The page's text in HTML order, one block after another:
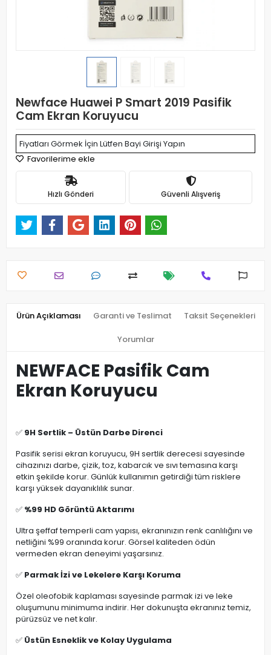
Newface Huawei P Smart 2019 Pasifik
Cam Ekran Koruyucu
Fiyatları Görmek İçin Lütfen Bayi Girişi Yapın
Favorilerime ekle
Hızlı Gönderi Güvenli Alışveriş
Ürün Açıklaması Garanti ve Teslimat Taksit Seçenekleri
Yorumlar
NEWFACE Pasifik Cam
Ekran Koruyucu
✅ 9H Sertlik – Üstün Darbe Direnci
Pasifik serisi ekran koruyucu, 9H sertlik derecesi sayesinde
cihazınızı darbe, çizik, toz, kabarcık ve sıvı temasına karşı
etkin şekilde korur. Günlük kullanımın getirdiği tüm risklere
karşı yüksek dayanıklılık sunar.
✅ %99 HD Görüntü Aktarımı
Ultra şeffaf temperli cam yapısı, ekranınızın renk canlılığını ve
netliğini %99 oranında korur. Görsel kaliteden ödün
vermeden ekran deneyimi yaşarsınız.
✅ Parmak İzi ve Lekelere Karşı Koruma
Özel oleofobik kaplaması sayesinde parmak izi ve leke
oluşumunu minimuma indirir. Her dokunuşta ekranınız temiz,
pürüzsüz ve net kalır.
✅ Üstün Esneklik ve Kolay Uygulama